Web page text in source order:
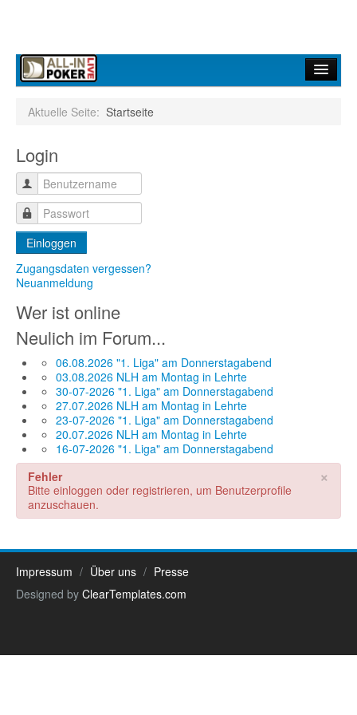
Infos
Turniere
Ergebnisdienst
Community
Aktuelle Seite: Startseite
Login
Einloggen
Zugangsdaten vergessen?
Neuanmeldung
Wer ist online
Neulich im Forum...
06.08.2026 "1. Liga" am Donnerstagabend
03.08.2026 NLH am Montag in Lehrte
30-07-2026 "1. Liga" am Donnerstagabend
27.07.2026 NLH am Montag in Lehrte
23-07-2026 "1. Liga" am Donnerstagabend
20.07.2026 NLH am Montag in Lehrte
16-07-2026 "1. Liga" am Donnerstagabend
×
Fehler
Bitte einloggen oder registrieren, um Benutzerprofile
anzuschauen.
Impressum Über uns
Presse
Designed by ClearTemplates.com